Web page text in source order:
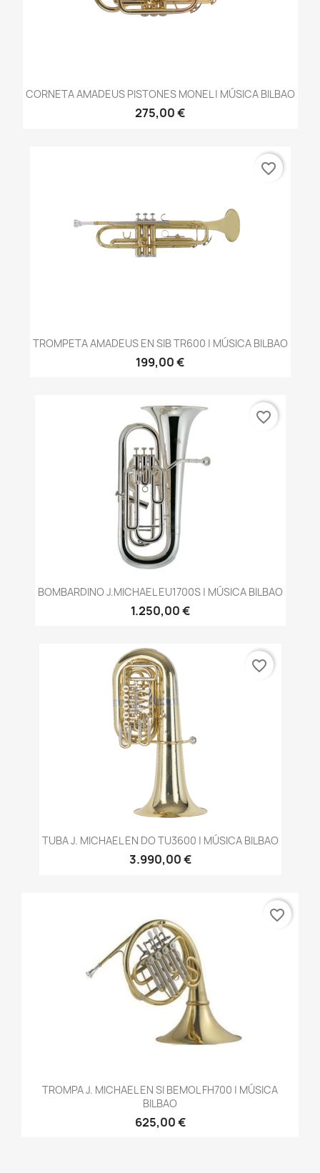
CORNETA AMADEUS PISTONES MONEL | MÚSICA BILBAO
275,00 €
TROMPETA AMADEUS EN SIB TR600 | MÚSICA BILBAO
199,00 €
favorite_border
BOMBARDINO J.MICHAEL EU1700S | MÚSICA BILBAO
1.250,00 €
favorite_border
TUBA J. MICHAEL EN DO TU3600 | MÚSICA BILBAO
3.990,00 €
favorite_border
TROMPA J. MICHAEL EN SI BEMOL FH700 | MÚSICA
BILBAO
625,00 €
favorite_border